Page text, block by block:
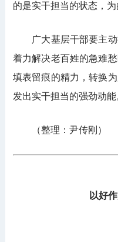
的是实干担当的状态，为
广大基层干部要主动
着力解决老百姓的急难
填表留痕的精力，转换
发出实干担当的强劲动能
（整理：尹传刚）
以好